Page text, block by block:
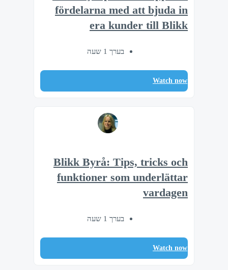
fördelarna med att bjuda in
era kunder till Blikk
בערך 1 שעה
Watch now
Blikk Byrå: Tips, tricks och
funktioner som underlättar
vardagen
בערך 1 שעה
Watch now